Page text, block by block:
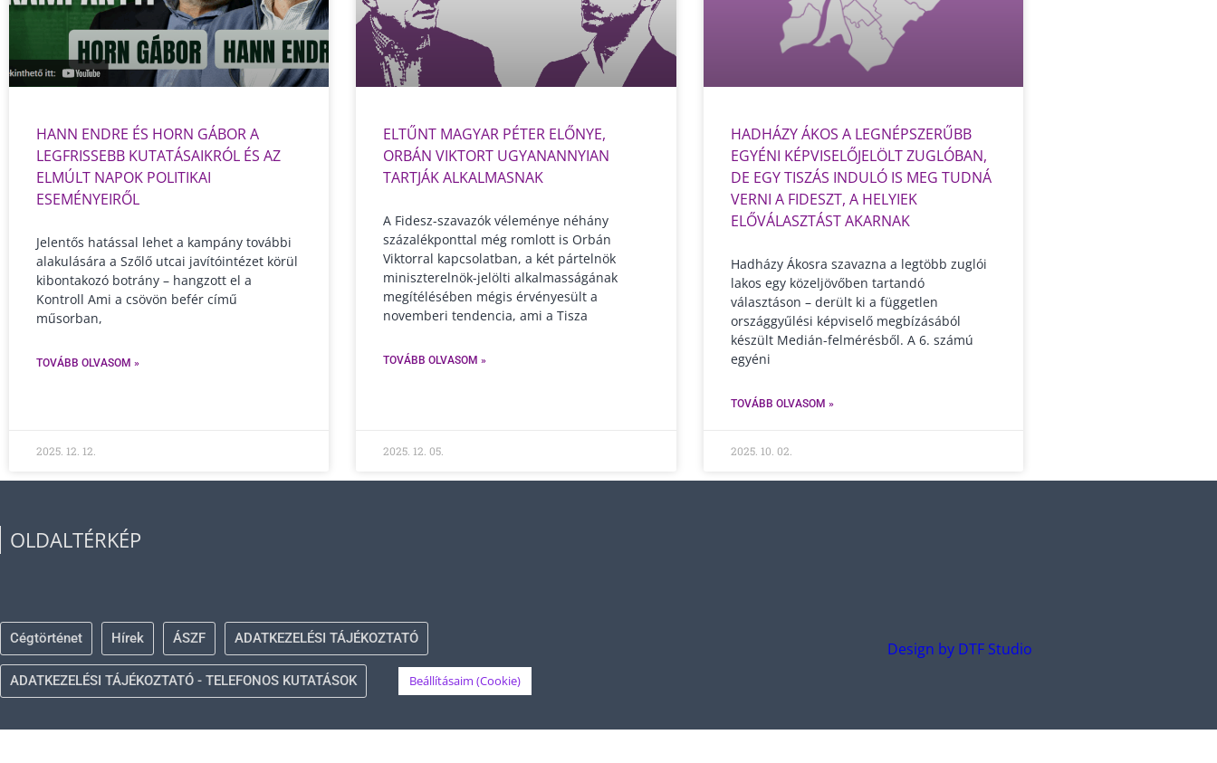
HANN ENDRE ÉS HORN GÁBOR A
LEGFRISSEBB KUTATÁSAIKRÓL ÉS AZ
ELMÚLT NAPOK POLITIKAI
ESEMÉNYEIRŐL
Jelentős hatással lehet a kampány további
alakulására a Szőlő utcai javítóintézet körül
kibontakozó botrány – hangzott el a
Kontroll Ami a csövön befér című
műsorban,
TOVÁBB OLVASOM »
2025. 12. 12.
ELTŰNT MAGYAR PÉTER ELŐNYE,
ORBÁN VIKTORT UGYANANNYIAN
TARTJÁK ALKALMASNAK
A Fidesz-szavazók véleménye néhány
százalékponttal még romlott is Orbán
Viktorral kapcsolatban, a két pártelnök
miniszterelnök-jelölti alkalmasságának
megítélésében mégis érvényesült a
novemberi tendencia, ami a Tisza
TOVÁBB OLVASOM »
2025. 12. 05.
HADHÁZY ÁKOS A LEGNÉPSZERŰBB
EGYÉNI KÉPVISELŐJELÖLT ZUGLÓBAN,
DE EGY TISZÁS INDULÓ IS MEG TUDNÁ
VERNI A FIDESZT, A HELYIEK
ELŐVÁLASZTÁST AKARNAK
Hadházy Ákosra szavazna a legtöbb zuglói
lakos egy közeljövőben tartandó
választáson – derült ki a független
országgyűlési képviselő megbízásából
készült Medián-felmérésből. A 6. számú
egyéni
TOVÁBB OLVASOM »
2025. 10. 02.
OLDALTÉRKÉP
Cégtörténet Hírek ÁSZF ADATKEZELÉSI TÁJÉKOZTATÓ
ADATKEZELÉSI TÁJÉKOZTATÓ - TELEFONOS KUTATÁSOK Beállításaim (Cookie)
Design by DTF Studio